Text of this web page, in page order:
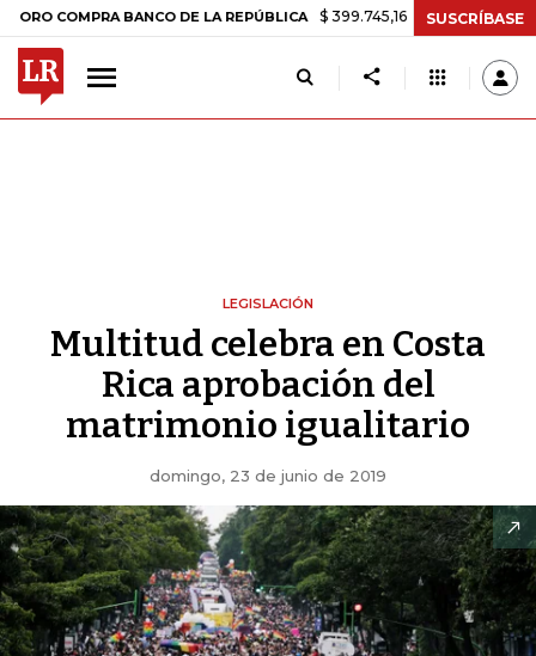
BANCO DE LA REPÚBLICA $ 399.745,16 +$ 2.295,71 +0,58%
SUSCRÍBASE
LEGISLACIÓN
Multitud celebra en Costa
Rica aprobación del
matrimonio igualitario
domingo, 23 de junio de 2019